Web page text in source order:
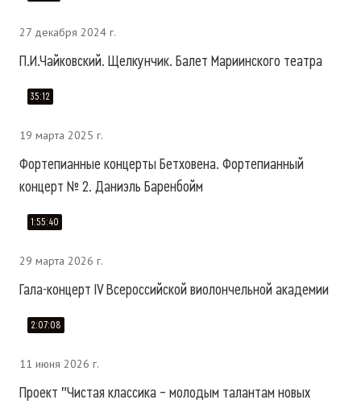
27 декабря 2024 г.
П.И.Чайковский. Щелкунчик. Балет Мариинского театра
35:12
19 марта 2025 г.
Фортепианные концерты Бетховена. Фортепианный
концерт № 2. Даниэль Баренбойм
1:55:40
29 марта 2026 г.
Гала-концерт IV Всероссийской виолончельной академии
2:07:08
11 июня 2026 г.
Проект "Чистая классика – молодым талантам новых